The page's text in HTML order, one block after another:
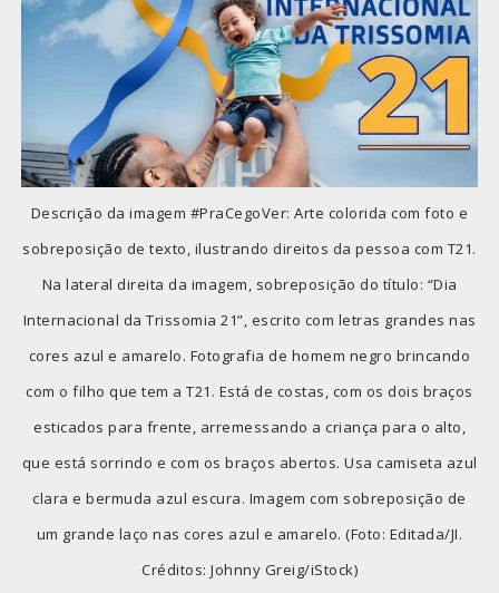
Descrição da imagem #PraCegoVer: Arte colorida com foto e
sobreposição de texto, ilustrando direitos da pessoa com T21.
Na lateral direita da imagem, sobreposição do título: “Dia
Internacional da Trissomia 21”, escrito com letras grandes nas
cores azul e amarelo. Fotografia de homem negro brincando
com o filho que tem a T21. Está de costas, com os dois braços
esticados para frente, arremessando a criança para o alto,
que está sorrindo e com os braços abertos. Usa camiseta azul
clara e bermuda azul escura. Imagem com sobreposição de
um grande laço nas cores azul e amarelo. (Foto: Editada/JI.
Créditos: Johnny Greig/iStock)